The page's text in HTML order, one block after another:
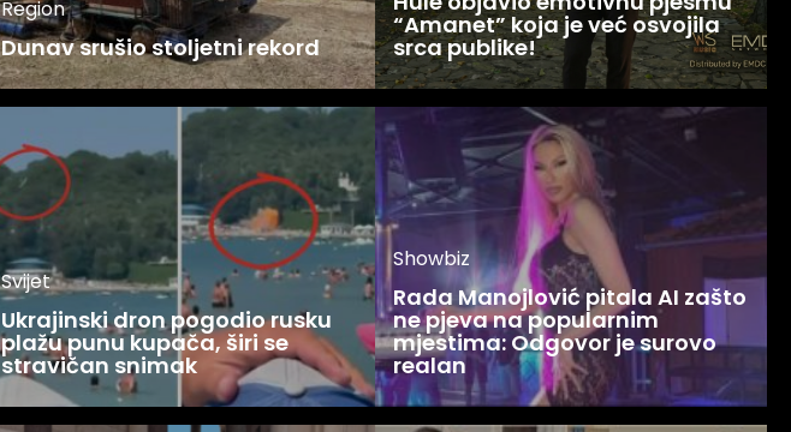
Region
Dunav srušio stoljetni rekord
Svijet
Ukrajinski dron pogodio rusku
plažu punu kupača, širi se
stravičan snimak
“Amanet” koja je već osvojila
srca publike!
Showbiz
Rada Manojlović pitala AI zašto
ne pjeva na popularnim
mjestima: Odgovor je surovo
realan